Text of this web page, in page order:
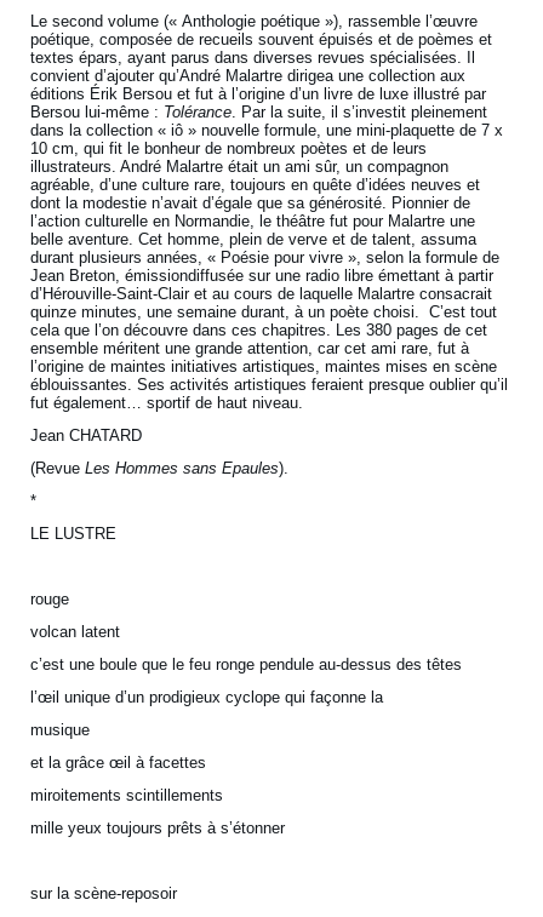
Le second volume (« Anthologie poétique »), rassemble l’œuvre
poétique, composée de recueils souvent épuisés et de poèmes et
textes épars, ayant parus dans diverses revues spécialisées. Il
convient d’ajouter qu’André Malartre dirigea une collection aux
éditions Érik Bersou et fut à l’origine d’un livre de luxe illustré par
Bersou lui-même : Tolérance. Par la suite, il s’investit pleinement
dans la collection « iô » nouvelle formule, une mini-plaquette de 7 x
10 cm, qui fit le bonheur de nombreux poètes et de leurs
illustrateurs. André Malartre était un ami sûr, un compagnon
agréable, d’une culture rare, toujours en quête d’idées neuves et
dont la modestie n’avait d’égale que sa générosité. Pionnier de
l’action culturelle en Normandie, le théâtre fut pour Malartre une
belle aventure. Cet homme, plein de verve et de talent, assuma
durant plusieurs années, « Poésie pour vivre », selon la formule de
Jean Breton, émissiondiffusée sur une radio libre émettant à partir
d’Hérouville-Saint-Clair et au cours de laquelle Malartre consacrait
quinze minutes, une semaine durant, à un poète choisi. C’est tout
cela que l’on découvre dans ces chapitres. Les 380 pages de cet
ensemble méritent une grande attention, car cet ami rare, fut à
l’origine de maintes initiatives artistiques, maintes mises en scène
éblouissantes. Ses activités artistiques feraient presque oublier qu’il
fut également… sportif de haut niveau.
Jean CHATARD
(RevueLes Hommes sans Epaules).
*
LE LUSTRE
rouge
volcan latent
c’est une boule que le feu ronge pendule au-dessus des têtes
l’œil unique d’un prodigieux cyclope qui façonne la
musique
et la grâce œil à facettes
miroitements scintillements
mille yeux toujours prêts à s’étonner
sur la scène-reposoir